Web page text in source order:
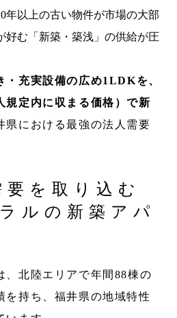
年以上の古い物件が市場の大部
好む「新築・築浅」の供給が圧
・充実設備の広め1LDKを、
規定内に収まる価格）で新
県における最強の法人需要
を取り込む
ルの新築アパ
、北陸エリアで年間88棟の
を持ち、福井県の地域特性